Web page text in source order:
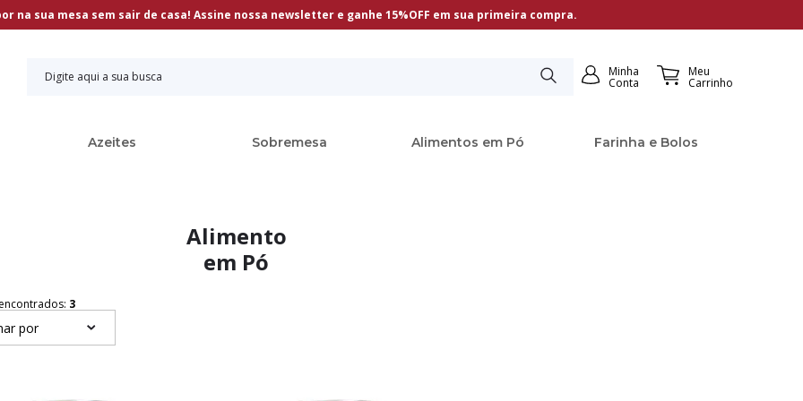
na sua mesa sem sair de casa! Assine nossa newsletter e ganhe 15%OFF em sua primeira compra.
Minha
Conta
Meu
Carrinho
Azeites Sobremesa Alimentos em Pó Farinha e Bolos
Alimento
em Pó
3
por